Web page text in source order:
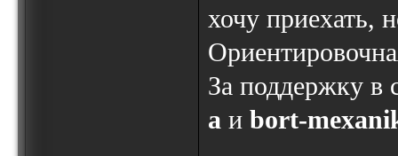
хочу приехать,
За поддержку в
a и bort-